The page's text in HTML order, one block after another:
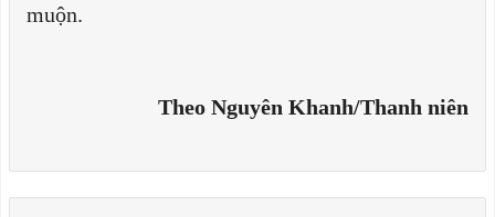
muộn.
Theo Nguyên Khanh/Thanh niên